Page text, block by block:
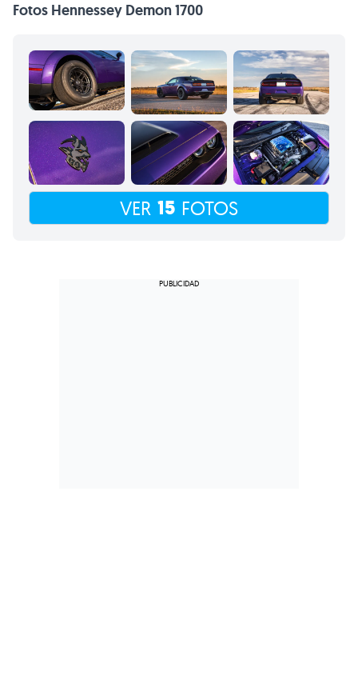
Fotos Hennessey Demon 1700
VER 15 FOTOS